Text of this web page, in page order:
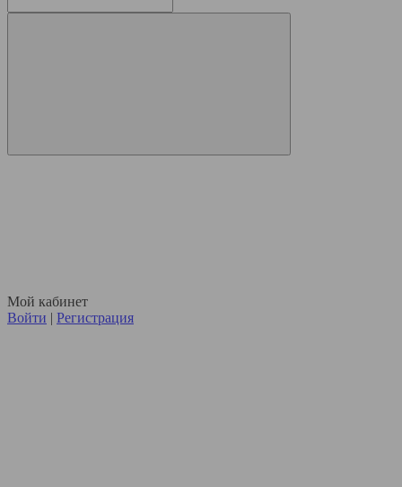
Мой кабинет
Войти | Регистрация